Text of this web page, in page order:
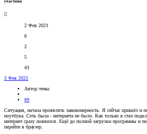
участник
2 Фев 2021
6
2
5
43
3 Фев 2021
Автор темы
#9
Ситуация, начала проявлять закономерность. Я сейчас пришёл и
ноутбука. Сеть была - интернета не было. Как только я стал
интернет сразу появился. Ещё до полной загрузки программы и
перейти в браузер.